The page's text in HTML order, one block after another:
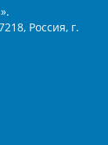
Россия, г.